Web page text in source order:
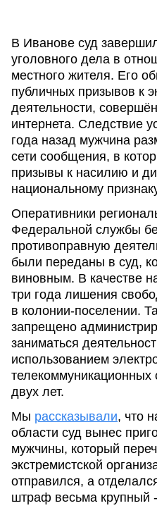
В Иванове суд
уголовного дела в
местного жителя. Его
публичных призывов к
деятельности,
интернета. Следствие
года назад мужчина
сети сообщения, в
призывы к насилию и
национальному
Оперативники
Федеральной службы
противоправную
были переданы в суд,
виновным. В качестве
три года лишения
в колонии-поселении.
запрещено
заниматься
использованием
телекоммуникационных
двух лет.
Мы рассказывали, что
области суд вынес
мужчины, который
экстремистской
отправился, а
штраф весьма крупный